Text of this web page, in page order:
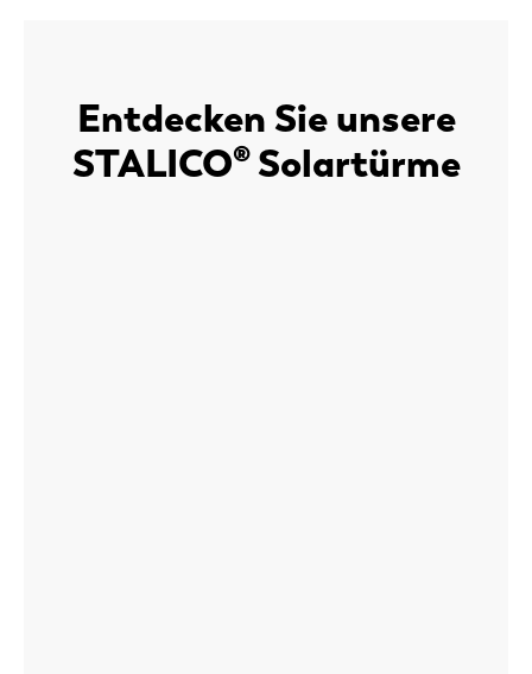
Entdecken Sie unsere
STALICO® Solartürme